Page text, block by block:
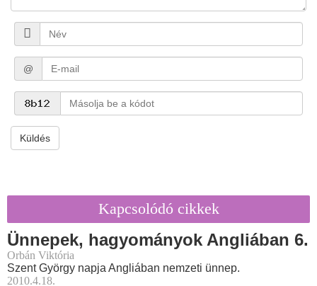
@
Küldés
Kapcsolódó cikkek
Ünnepek, hagyományok Angliában 6.
Orbán Viktória
Szent György napja Angliában nemzeti ünnep.
2010.4.18.